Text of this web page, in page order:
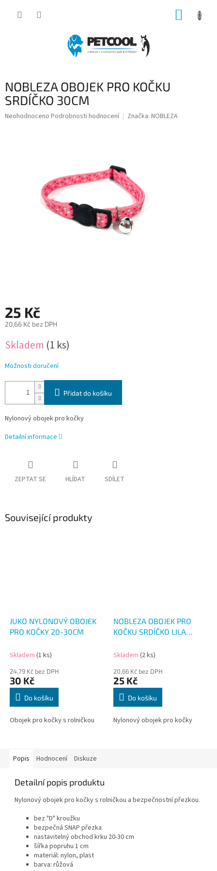
NOBLEZA OBOJEK PRO KOČKU
SRDÍČKO 30CM
Průměrné
Neohodnoceno Podrobnosti hodnocení Značka: NOBLEZA
25 Kč
20,66 Kč bez DPH
cena:
Skladem (1 ks)
Možnosti doručení
Přidat do košíku
Nylonový obojek pro kočky
Detailní informace
ZEPTAT SE HLÍDAT SDÍLET
Související produkty
JUKO NYLONOVÝ OBOJEK
PRO KOČKY 20-30CM
Skladem (1 ks)
24,79 Kč bez DPH
30 Kč
Do košíku
Obojek pro kočky s rolničkou
NOBLEZA OBOJEK PRO
KOČKU SRDÍČKO LILA
Skladem (2 ks)
20,66 Kč bez DPH
25 Kč
Do košíku
Nylonový obojek pro kočky
Popis Hodnocení Diskuze
Detailní popis produktu
Nylonový obojek pro kočky s rolničkou a bezpečnostní přezkou.
bez "D" kroužku
bezpečná SNAP přezka
nastavitelný obchod krku 20-30 cm
šířka popruhu 1 cm
materiál: nylon, plast
barva: růžová